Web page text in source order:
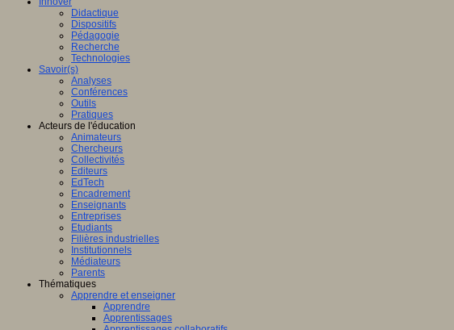
Didactique
Dispositifs
Pédagogie
Recherche
Technologies
Savoir(s)
Analyses
Conférences
Outils
Pratiques
Acteurs de l'éducation
Animateurs
Chercheurs
Collectivités
Editeurs
EdTech
Encadrement
Enseignants
Entreprises
Etudiants
Filières industrielles
Institutionnels
Médiateurs
Parents
Thématiques
Apprendre et enseigner
Apprendre
Apprentissages